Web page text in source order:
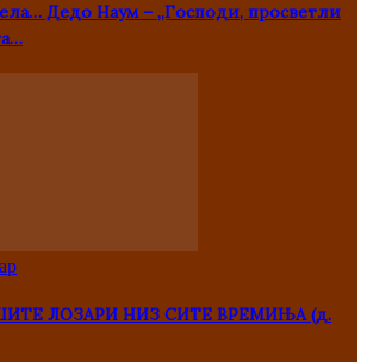
Дедо Наум – „Господи, просветли
ЛОЗАРИ НИЗ СИТЕ ВРЕМИЊА (д.